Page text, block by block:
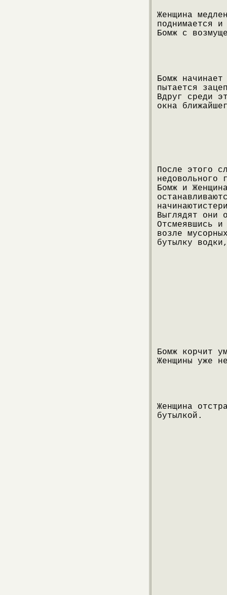
Женщина
поднимается
Бомж с
Бомж
пытается
Вдруг среди
окна
После этого
недовольного
Бомж и
Выглядят они
Отсмеявшись
возле
бутылку
Бомж корчит
Женщины уже
Женщина
бутылкой.